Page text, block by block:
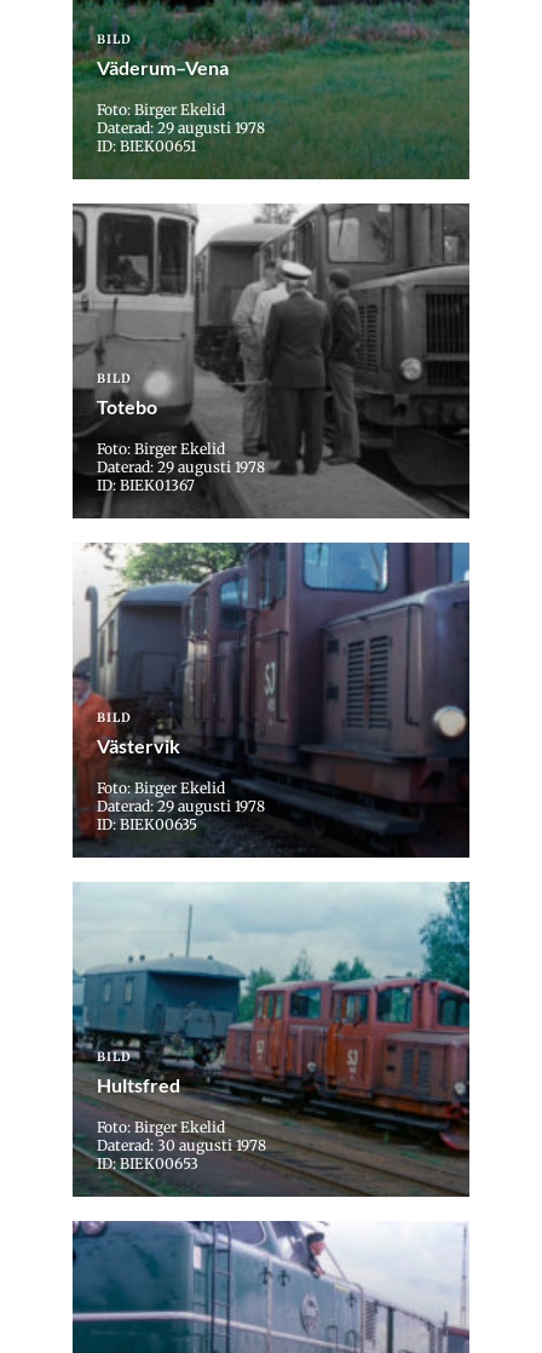
BILD
Väderum–Vena
Foto: Birger Ekelid
Daterad: 29 augusti 1978
ID: BIEK00651
BILD
Totebo
Foto: Birger Ekelid
Daterad: 29 augusti 1978
ID: BIEK01367
BILD
Västervik
Foto: Birger Ekelid
Daterad: 29 augusti 1978
ID: BIEK00635
BILD
Hultsfred
Foto: Birger Ekelid
Daterad: 30 augusti 1978
ID: BIEK00653